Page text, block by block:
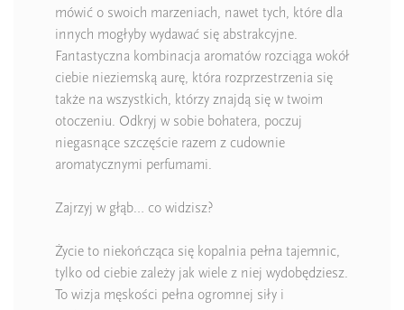
mówić o swoich marzeniach, nawet tych, które dla
innych mogłyby wydawać się abstrakcyjne.
Fantastyczna kombinacja aromatów rozciąga wokół
ciebie nieziemską aurę, która rozprzestrzenia się
także na wszystkich, którzy znajdą się w twoim
otoczeniu. Odkryj w sobie bohatera, poczuj
niegasnące szczęście razem z cudownie
aromatycznymi perfumami.
Zajrzyj w głąb… co widzisz?
Życie to niekończąca się kopalnia pełna tajemnic,
tylko od ciebie zależy jak wiele z niej wydobędziesz.
To wizja męskości pełna ogromnej siły i